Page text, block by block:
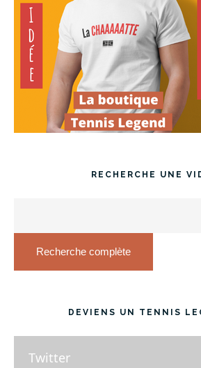
RECHERCHE UNE
Recherche complète
DEVIENS UN TENNIS
Twitter